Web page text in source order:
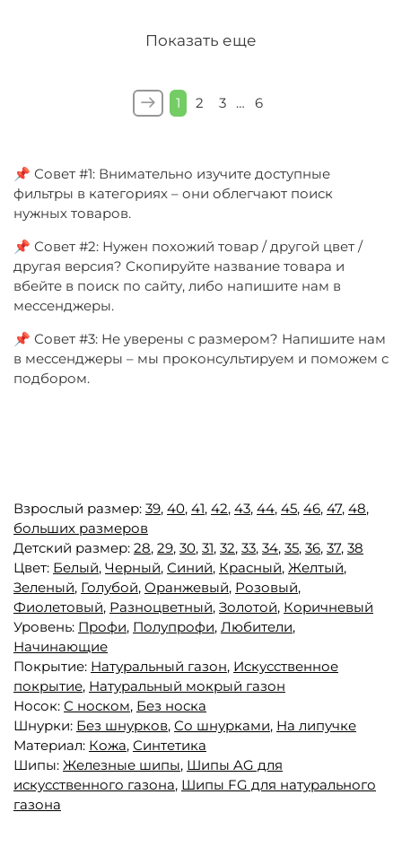
Показать еще
1 2 3 … 6
📌 Совет #1: Внимательно изучите доступные
фильтры в категориях – они облегчают поиск
нужных товаров.
📌 Совет #2: Нужен похожий товар / другой цвет /
другая версия? Скопируйте название товара и
вбейте в поиск по сайту, либо напишите нам в
мессенджеры.
📌 Совет #3: Не уверены с размером? Напишите нам
в мессенджеры – мы проконсультируем и поможем с
подбором.
Взрослый размер: 39, 40, 41, 42, 43, 44, 45, 46, 47, 48,
больших размеров
Детский размер: 28, 29, 30, 31, 32, 33, 34, 35, 36, 37, 38
Цвет: Белый, Черный, Синий, Красный, Желтый,
Зеленый, Голубой, Оранжевый, Розовый,
Фиолетовый, Разноцветный, Золотой, Коричневый
Уровень: Профи, Полупрофи, Любители,
Начинающие
Покрытие: Натуральный газон, Искусственное
покрытие, Натуральный мокрый газон
Носок: С носком, Без носка
Шнурки: Без шнурков, Со шнурками, На липучке
Материал: Кожа, Синтетика
Шипы: Железные шипы, Шипы AG для
искусственного газона, Шипы FG для натурального
газона